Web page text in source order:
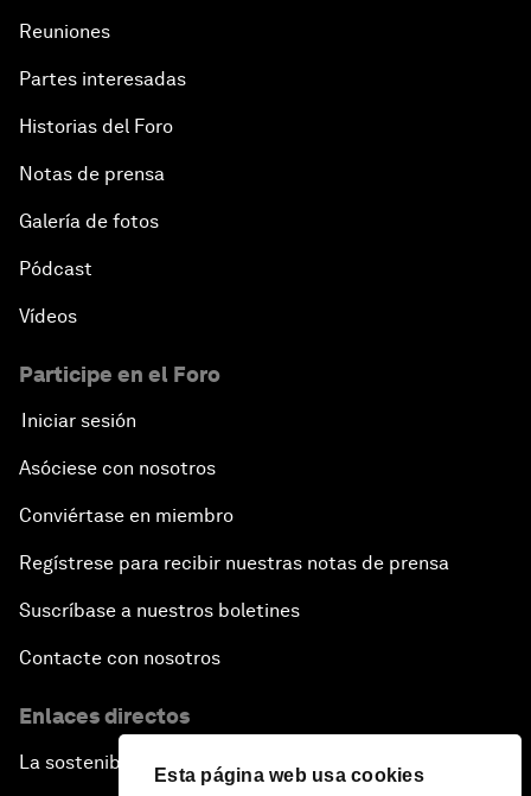
Esta página web usa cookies
Reuniones
Partes interesadas
Historias del Foro
Notas de prensa
Galería de fotos
Pódcast
Vídeos
Participe en el Foro
Iniciar sesión
Asóciese con nosotros
Conviértase en miembro
Regístrese para recibir nuestras notas de prensa
Suscríbase a nuestros boletines
Contacte con nosotros
Enlaces directos
La sostenibilidad en el Foro